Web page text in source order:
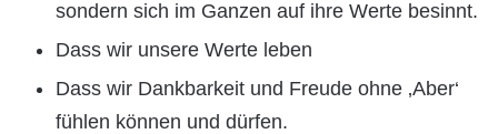
sondern sich im Ganzen auf ihre Werte besinnt.
Dass wir unsere Werte leben
Dass wir Dankbarkeit und Freude ohne ‚Aber‘
fühlen können und dürfen.